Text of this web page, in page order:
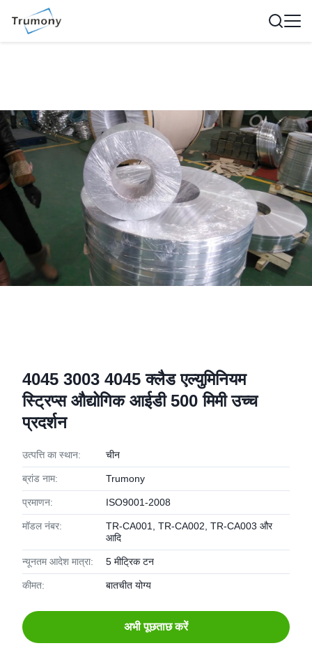
4045 3003 4045 क्लैड एल्युमिनियम
स्ट्रिप्स औद्योगिक आईडी 500 मिमी उच्च
प्रदर्शन
उत्पत्ति का स्थान: चीन
ब्रांड नाम: Trumony
प्रमाणन: ISO9001-2008
मॉडल नंबर:
TR-CA001, TR-CA002, TR-CA003 और
आदि
न्यूनतम आदेश मात्रा: 5 मीट्रिक टन
कीमत: बातचीत योग्य
अभी पूछताछ करें